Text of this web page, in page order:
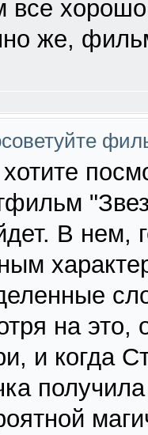
все
же,
В нем,
на это,
и когда